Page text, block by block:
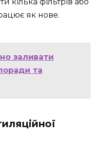
як нове.
заливати
та